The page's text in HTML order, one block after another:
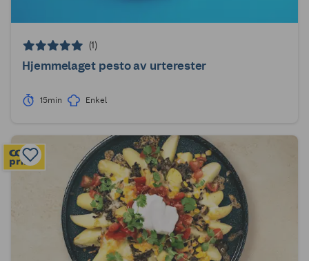
(1)
Hjemmelaget pesto av urterester
15min Enkel